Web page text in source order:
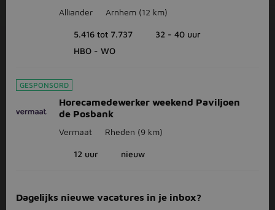
Alliander Arnhem (12 km)
5.416 tot 7.737
32 - 40 uur
HBO - WO
GESPONSORD
Horecamedewerker weekend Paviljoen
de Posbank
Vermaat Rheden (9 km)
12 uur nieuw
Dagelijks nieuwe vacatures in je inbox?